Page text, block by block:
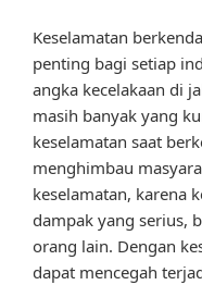
Keselamatan
penting bagi setiap
angka kecelakaan di
masih banyak yang
keselamatan saat
menghimbau
keselamatan, karena
dampak yang serius,
orang lain. Dengan
dapat mencegah